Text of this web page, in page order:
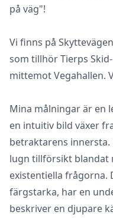
på väg"!
Vi finns på
som tillhör Tierps
mittemot Vegahallen.
Mina målningar är en
en intuitiv bild växer
betraktarens innersta.
lugn tillförsikt blandat
existentiella frågorna.
färgstarka, har en
beskriver en djupare